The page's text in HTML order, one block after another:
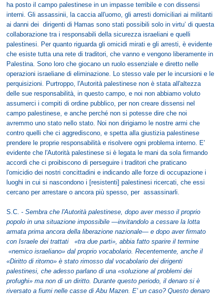
ha posto il campo palestinese in un impasse terribile e con dissensi
interni. Gli assassinii, la caccia all'uomo, gli arresti domiciliari ai militanti
ai danni dei dirigenti di Hamas sono stati possibili solo in virtu’ di questa
collaborazione tra i responsabili della sicurezza israeliani e quelli
palestinesi. Per quanto riguarda gli omicidi mirati e gli arresti, è evidente
che esiste tutta una rete di traditori, che vanno e vengono liberamente in
Palestina. Sono loro che giocano un ruolo essenziale e diretto nelle
operazioni israeliane di eliminazione. Lo stesso vale per le incursioni e le
perquisizioni. Purtroppo, l'Autorità palestinese non è stata all'altezza
delle sue responsabilità, in questo campo, e noi non abbiamo voluto
assumerci i compiti di ordine pubblico, per non creare dissensi nel
campo palestinese, e anche perché non si potesse dire che noi
avremmo uno stato nello stato. Noi non dirigiamo le nostre armi che
contro quelli che ci aggrediscono, e spetta alla giustizia palestinese
prendere le proprie responsabilità e risolvere ogni problema interno. E'
evidente che l'Autorità palestinese si è legata le mani da sola firmando
accordi che ci proibiscono di perseguire i traditori che praticano
l'omicidio dei nostri concittadini e indicando alle forze di occupazione i
luoghi in cui si nascondono i [resistenti] palestinesi ricercati, che essi
cercano per arrestare o ancora più spesso, per assassinarli.
S.C. -Sembra che l'Autorità palestinese, dopo aver messo il proprio
popolo in una situazione impossibile —invitandolo a cessare la lotta
armata prima ancora della liberazione nazionale— e dopo aver firmato
con Israele dei trattati «tra due parti», abbia fatto sparire il termine
«nemico israeliano» dal proprio vocabolario. Recentemente, anche il
«Diritto di ritorno» è stato rimosso dal vocabolario dei dirigenti
palestinesi, che adesso parlano di una «soluzione al problemi dei
profughi» ma non di un diritto. Durante questo periodo, il denaro si è
riversato a fiumi nelle casse di Abu Mazen. E' un caso? Questo denaro